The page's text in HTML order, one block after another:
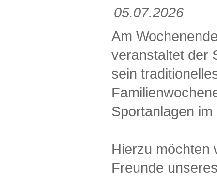
05.07.2026
Am
veranstaltet der
sein
Sportanlagen
Hierzu möchten
Freunde